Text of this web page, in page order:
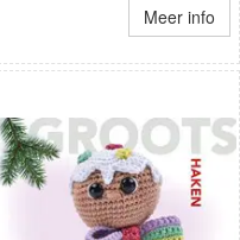
Meer info